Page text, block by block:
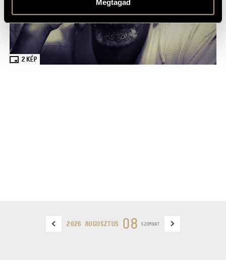
Megtagad
2 KÉP
2026 AUGUSZTUS 08 SZOMBAT